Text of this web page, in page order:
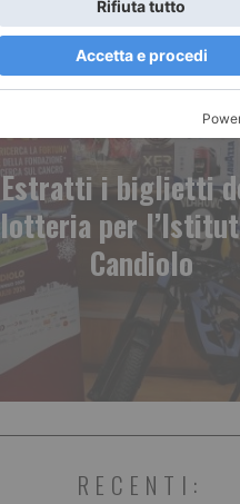
Estratti i biglietti
lotteria per
Candiolo
RECENTI: